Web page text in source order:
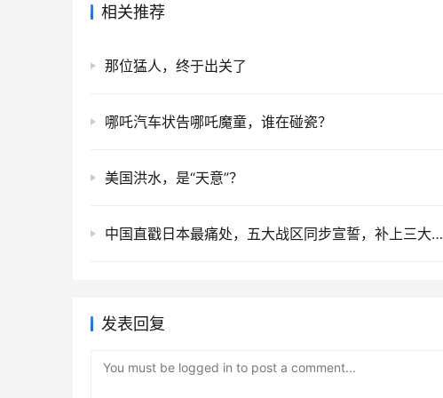
相关推荐
那位猛人，终于出关了
哪吒汽车状告哪吒魔童，谁在碰瓷？
美国洪水，是“天意”？
中国直戳日本最痛处，五大战区同步宣誓，补上三大遗憾！
发表回复
You must be logged in to post a comment...